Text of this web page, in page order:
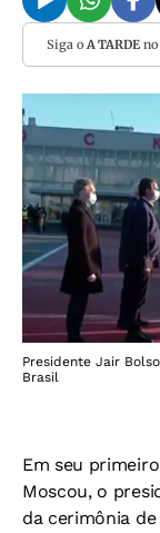
Siga o A TARDEno
Presidente Jair
Brasil
Em seu
Moscou, o
da cerimônia